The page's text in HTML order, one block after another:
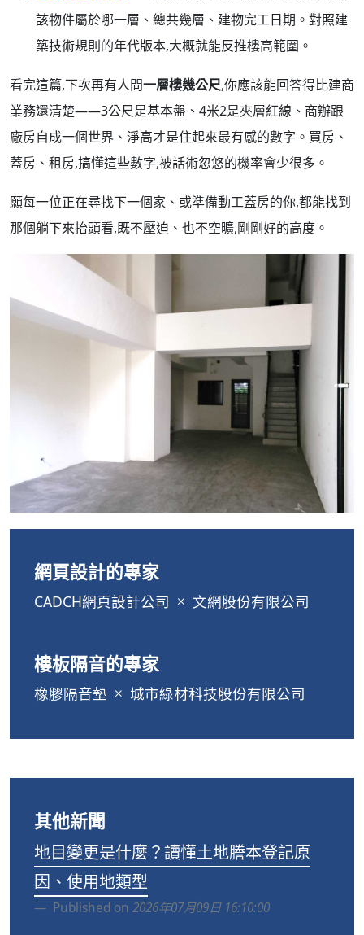
該物件屬於哪一層、總共幾層、建物完工日期。對照建
築技術規則的年代版本,大概就能反推樓高範圍。
看完這篇,下次再有人問一層樓幾公尺,你應該能回答得比建商
業務還清楚——3公尺是基本盤、4米2是夾層紅線、商辦跟
廠房自成一個世界、淨高才是住起來最有感的數字。買房、
蓋房、租房,搞懂這些數字,被話術忽悠的機率會少很多。
願每一位正在尋找下一個家、或準備動工蓋房的你,都能找到
那個躺下來抬頭看,既不壓迫、也不空曠,剛剛好的高度。
網頁設計的專家
CADCH網頁設計公司 文網股份有限公司
樓板隔音的專家
橡膠隔音墊 城市綠材科技股份有限公司
其他新聞
地目變更是什麼？讀懂土地謄本登記原
因、使用地類型
Published on 2026年07月09日 16:10:00